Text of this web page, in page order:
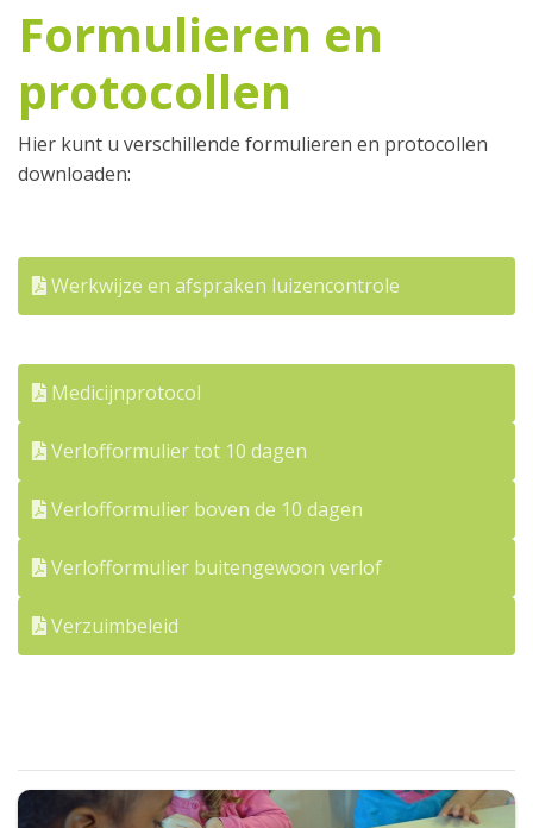
Formulieren en
protocollen
Hier kunt u verschillende formulieren en protocollen
downloaden:
Werkwijze en afspraken luizencontrole
Medicijnprotocol
Verlofformulier tot 10 dagen
Verlofformulier boven de 10 dagen
Verlofformulier buitengewoon verlof
Verzuimbeleid